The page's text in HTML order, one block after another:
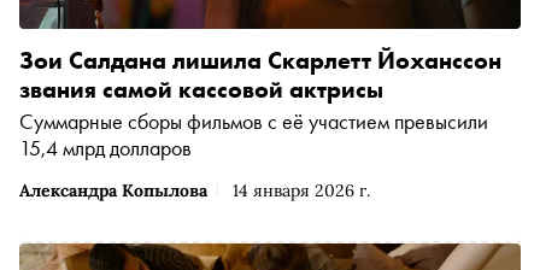
Александра Копылова 14 января 2026 г.
Зои Салдана лишила Скарлетт Йоханссон
звания самой кассовой актрисы
Суммарные сборы фильмов с её участием превысили
15,4 млрд долларов